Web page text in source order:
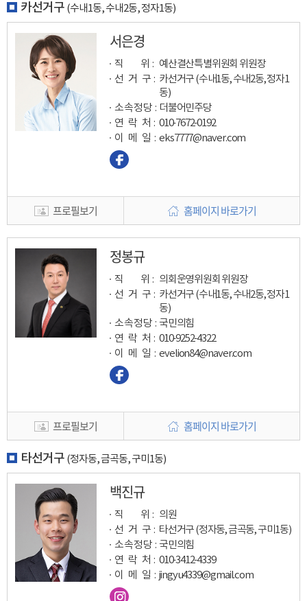
카선거구 (수내1동, 수내2동, 정자1동)
서은경
직 위 : 예산결산특별위원회 위원장
선 거 구 : 카선거구 (수내1동, 수내2동, 정자1
동)
소속정당 : 더불어민주당
연 락 처 : 010-7672-0192
이 메 일 : eks7777@naver.com
프로필보기 홈페이지 바로가기
정봉규
직 위 : 의회운영위원회 위원장
선 거 구 : 카선거구 (수내1동, 수내2동, 정자1
동)
소속정당 : 국민의힘
연 락 처 : 010-9252-4322
이 메 일 : evelion84@naver.com
프로필보기 홈페이지 바로가기
타선거구 (정자동, 금곡동, 구미1동)
백진규
직 위 : 의원
선 거 구 : 타선거구 (정자동, 금곡동, 구미1동)
소속정당 : 국민의힘
연 락 처 : 010-3412-4339
이 메 일 : jingyu4339@gmail.com